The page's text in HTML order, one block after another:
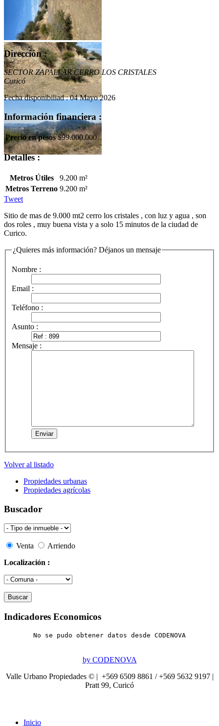
Dirección :
SECTOR ZAPALLAR CERRO LOS CRISTALES
Curicó
Fecha disponibiliad : 04 Mayo 2026
Información financiera :
Precio en pesos $99.000.000
Detalles :
Metros Útiles
9.200 m²
Metros Terreno 9.200 m²
Tweet
Sitio de mas de 9.000 mt2 cerro los cristales , con luz y agua , son
dos roles , muy buena vista y a solo 15 minutos de la ciudad de
Curico.
¿Quieres más información? Déjanos un mensaje
Nombre :
Email :
Teléfono :
Asunto :
Mensaje :
Volver al listado
Propiedades urbanas
Propiedades agrícolas
Buscador
Venta
Arriendo
Localización :
Indicadores Economicos
No se pudo obtener datos desde CODENOVA
by CODENOVA
Valle Urbano Propiedades © | +569 6509 8861 / +569 5632 9197 |
Pratt 99, Curicó
Inicio